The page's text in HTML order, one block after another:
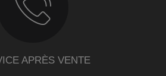
APRÈS VENTE